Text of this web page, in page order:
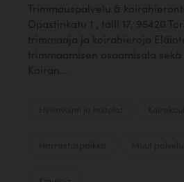
Trimmauspalvelu &
Opastinkatu 1 , talli 17, 95420
trimmaaja ja koirahieroja
trimmaamisen osaamisala
Koiran...